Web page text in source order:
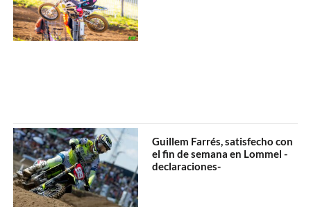
Guillem Farrés, satisfecho con
el fin de semana en Lommel -
declaraciones-